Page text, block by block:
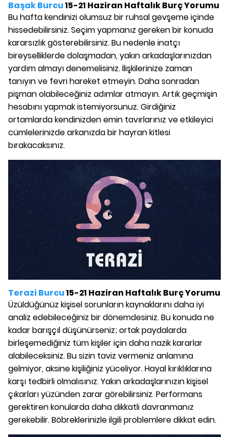
Başak Burcu15-21 Haziran Haftalık Burç Yorumu
Bu hafta kendinizi olumsuz bir ruhsal gevşeme içinde
hissedebilirsiniz. Seçim yapmanız gereken bir konuda
kararsızlık gösterebilirsiniz. Bu nedenle inatçı
bireyselliklerde dolaşmadan, yakın arkadaşlarınızdan
yardım almayı denemelisiniz. İlişkilerinize zaman
tanıyın ve fevri hareket etmeyin. Daha sonradan
pişman olabileceğiniz adımlar atmayın. Artık geçmişin
hesabını yapmak istemiyorsunuz. Girdiğiniz
ortamlarda kendinizden emin tavırlarınız ve etkileyici
cümlelerinizde arkanızda bir hayran kitlesi
bırakacaksınız.
Terazi Burcu15-21 Haziran Haftalık Burç Yorumu
Üzüldüğünüz kişisel sorunların kaynaklarını daha iyi
analiz edebileceğiniz bir dönemdesiniz. Bu konuda ne
kadar barışçıl düşünürseniz; ortak paydalarda
birleşemediğiniz tüm kişiler için daha nazik kararlar
alabileceksiniz. Bu sizin taviz vermeniz anlamına
gelmiyor, aksine kişiliğiniz yüceliyor. Hayal kırıklıklarına
karşı tedbirli olmalısınız. Yakın arkadaşlarınızın kişisel
çıkarları yüzünden zarar görebilirsiniz. Performans
gerektiren konularda daha dikkatli davranmanız
gerekebilir. Böbreklerinizle ilgili problemlere dikkat edin.